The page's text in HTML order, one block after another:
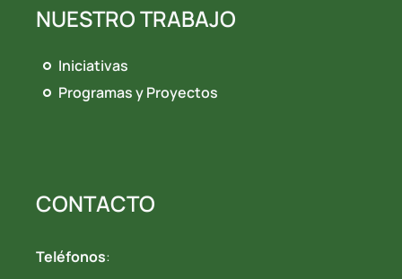
NUESTRO TRABAJO
Iniciativas
Programas y Proyectos
CONTACTO
Teléfonos: